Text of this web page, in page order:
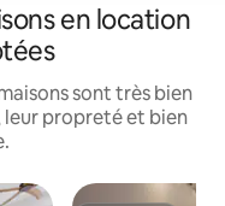
en location
sont très bien
propreté et bien